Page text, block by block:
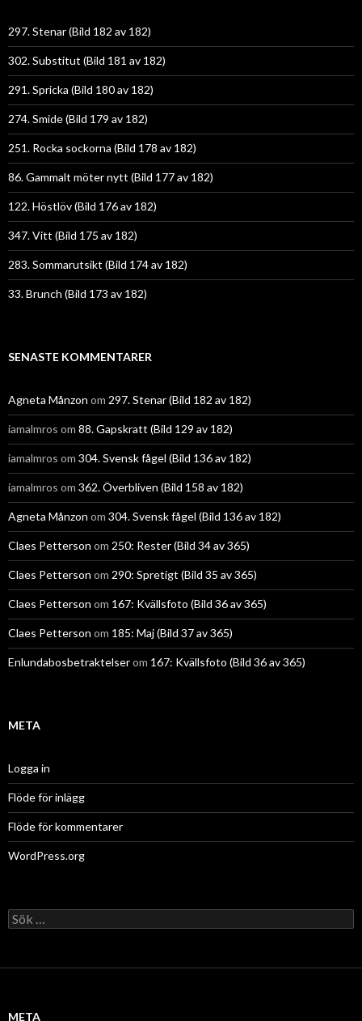
297. Stenar (Bild 182 av 182)
302. Substitut (Bild 181 av 182)
291. Spricka (Bild 180 av 182)
274. Smide (Bild 179 av 182)
251. Rocka sockorna (Bild 178 av 182)
86. Gammalt möter nytt (Bild 177 av 182)
122. Höstlöv (Bild 176 av 182)
347. Vitt (Bild 175 av 182)
283. Sommarutsikt (Bild 174 av 182)
33. Brunch (Bild 173 av 182)
SENASTE KOMMENTARER
Agneta Månzon om 297. Stenar (Bild 182 av 182)
iamalmros om 88. Gapskratt (Bild 129 av 182)
iamalmros om 304. Svensk fågel (Bild 136 av 182)
iamalmros om 362. Överbliven (Bild 158 av 182)
Agneta Månzon om 304. Svensk fågel (Bild 136 av 182)
Claes Petterson om 250: Rester (Bild 34 av 365)
Claes Petterson om 290: Spretigt (Bild 35 av 365)
Claes Petterson om 167: Kvällsfoto (Bild 36 av 365)
Claes Petterson om 185: Maj (Bild 37 av 365)
Enlundabosbetraktelserom 167: Kvällsfoto (Bild 36 av 365)
META
Logga in
Flöde för inlägg
Flöde för kommentarer
WordPress.org
Sök
efter:
META